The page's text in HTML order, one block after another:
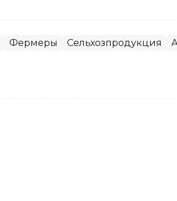
Фермеры Сельхозпродукция